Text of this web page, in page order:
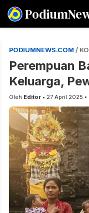
PODIUMNEWS.COM /
Perempuan
Keluarga,
Oleh Editor • 27 April 2025 •